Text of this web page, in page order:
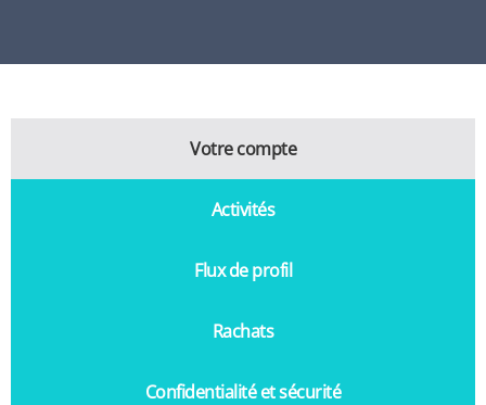
Votre compte
Activités
Flux de profil
Rachats
Confidentialité et sécurité